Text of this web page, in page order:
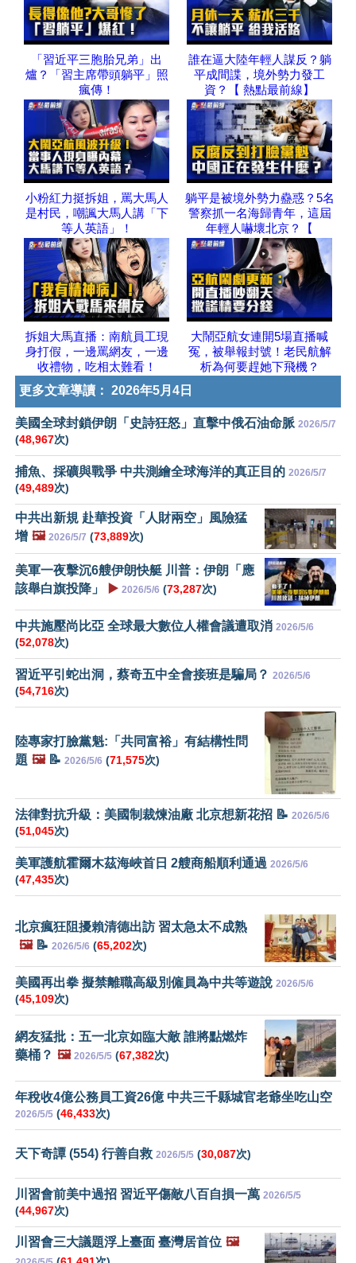
「習近平三胞胎兄弟」出
爐？「習主席帶頭躺平」照
瘋傳！
誰在逼大陸年輕人謀反？躺
平成間諜，境外勢力發工
資？【 熱點最前線】
小粉紅力挺拆姐，罵大馬人
是村民，嘲諷大馬人講「下
等人英語」！
躺平是被境外勢力蠱惑？5名
警察抓一名海歸青年，這屆
年輕人嚇壞北京？【
拆姐大馬直播：南航員工現
身打假，一邊罵網友，一邊
收禮物，吃相太難看！
大鬧亞航女連開5場直播喊
冤，被舉報封號！老民航解
析為何要趕她下飛機？
更多文章導讀： 2026年5月4日
美國全球封鎖伊朗「史詩狂怒」直擊中俄石油命脈 2026/5/7
(48,967次)
捕魚、採礦與戰爭 中共測繪全球海洋的真正目的 2026/5/7
(49,489次)
中共出新規 赴華投資「人財兩空」風險猛
增 🖼️ 2026/5/7 (73,889次)
美軍一夜擊沉6艘伊朗快艇 川普：伊朗「應
該舉白旗投降」
▶️ 2026/5/6 (73,287次)
中共施壓尚比亞 全球最大數位人權會議遭取消 2026/5/6
(52,078次)
習近平引蛇出洞，蔡奇五中全會接班是騙局？ 2026/5/6
(54,716次)
陸專家打臉黨魁:「共同富裕」有結構性問
題 🖼️📝 2026/5/6 (71,575次)
法律對抗升級：美國制裁煉油廠 北京想新花招 📝 2026/5/6
(51,045次)
美軍護航霍爾木茲海峽首日 2艘商船順利通過 2026/5/6
(47,435次)
北京瘋狂阻擾賴清德出訪 習太急太不成熟
🖼️📝 2026/5/6 (65,202次)
美國再出拳 擬禁離職高級別僱員為中共等遊說 2026/5/6
(45,109次)
網友猛批：五一北京如臨大敵 誰將點燃炸
藥桶？ 🖼️ 2026/5/5 (67,382次)
年稅收4億公務員工資26億 中共三千縣城官老爺坐吃山空
2026/5/5 (46,433次)
天下奇譚 (554) 行善自救 2026/5/5 (30,087次)
川習會前美中過招 習近平傷敵八百自損一萬 2026/5/5
(44,967次)
川習會三大議題浮上臺面 臺灣居首位 🖼️